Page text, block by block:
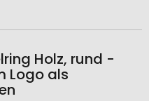
Holz, rund -
Logo als